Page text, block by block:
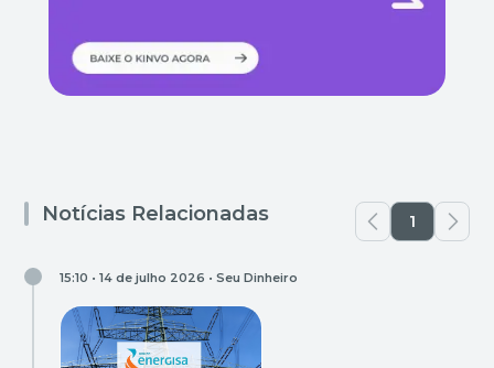
Notícias Relacionadas 1
15:10 • 14 de julho 2026 • Seu Dinheiro